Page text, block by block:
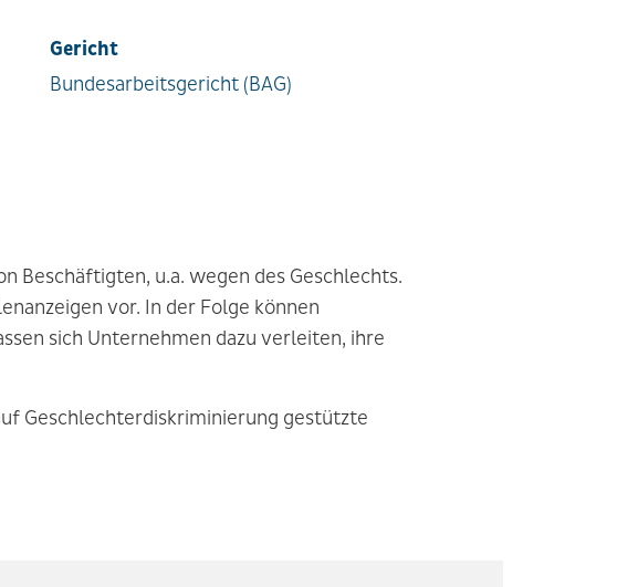
Gericht
Bundesarbeitsgericht (BAG)
Beschäftigten, u.a. wegen des Geschlechts.
vor. In der Folge können
sich Unternehmen dazu verleiten, ihre
Geschlechterdiskriminierung gestützte